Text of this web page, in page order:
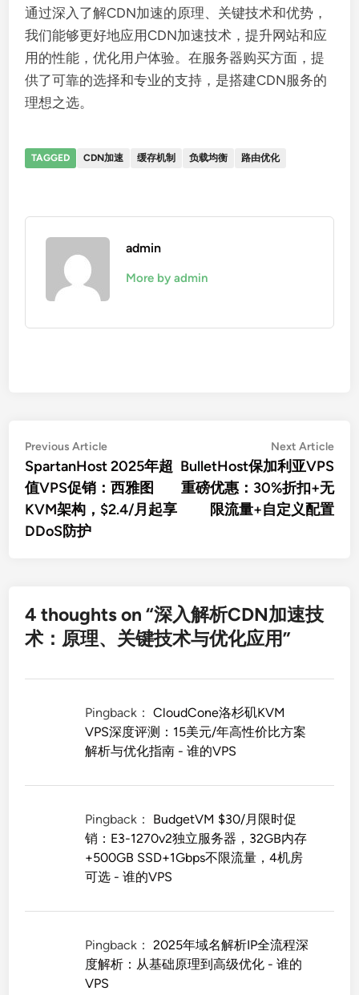
通过深入了解CDN加速的原理、关键技术和优势，
我们能够更好地应用CDN加速技术，提升网站和应
用的性能，优化用户体验。在服务器购买方面，提
供了可靠的选择和专业的支持，是搭建CDN服务的
理想之选。
TAGGED CDN加速 缓存机制 负载均衡 路由优化
admin
More by admin
文
章
导
航
Previous ArticlePrevious
article:
SpartanHost 2025年超
值VPS促销：西雅图
KVM架构，$2.4/月起享
DDoS防护
Next Article
BulletHost保加利亚VPS
重磅优惠：30%折扣+无
限流量+自定义配置
4 thoughts on “深入解析CDN加速技
术：原理、关键技术与优化应用”
Pingback：CloudCone洛杉矶KVM
VPS深度评测：15美元/年高性价比方案
解析与优化指南 - 谁的VPS
Pingback： BudgetVM $30/月限时促
销：E3-1270v2独立服务器，32GB内存
+500GB SSD+1Gbps不限流量，4机房
可选 - 谁的VPS
Pingback：2025年域名解析IP全流程深
度解析：从基础原理到高级优化 - 谁的
VPS